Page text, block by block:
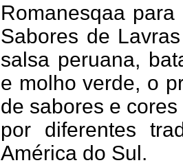
Romanesqaa
Sabores de
salsa peruana,
e molho verde, o
de sabores e
por diferentes
América do Sul.